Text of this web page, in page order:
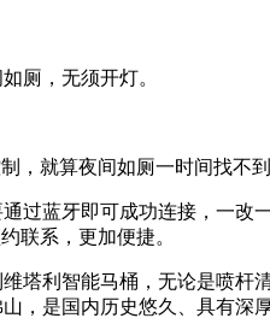
厕，无须开灯。
就算夜间如厕一时间找不到
蓝牙即可成功连接，一改
联系，更加便捷。
利智能马桶，无论是喷杆
，是国内历史悠久、具有